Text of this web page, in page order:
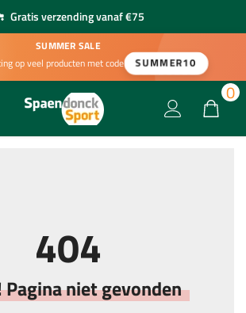
Gratis verzending vanaf €75
SUMMER SALE
op veel producten met code
SUMMER10
00
404
Pagina niet gevonden